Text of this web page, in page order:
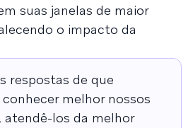
suas janelas de maior
o impacto da
respostas de que
melhor nossos
atendê-los da melhor